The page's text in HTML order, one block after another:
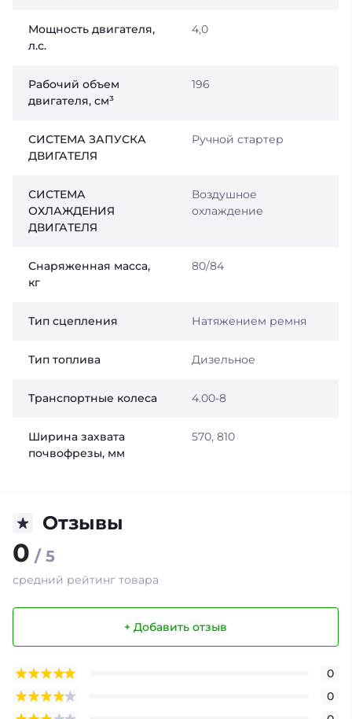
Мощность двигателя,
л.с.
4,0
Рабочий объем
двигателя, см³
196
СИСТЕМА ЗАПУСКА
ДВИГАТЕЛЯ
Ручной стартер
СИСТЕМА
ОХЛАЖДЕНИЯ
ДВИГАТЕЛЯ
Воздушное
охлаждение
Снаряженная масса,
кг
80/84
Тип сцепления Натяжением ремня
Тип топлива Дизельное
Транспортные колеса 4.00-8
Ширина захвата
почвофрезы, мм
570, 810
Отзывы
0 / 5
средний рейтинг товара
+ Добавить отзыв
0
0